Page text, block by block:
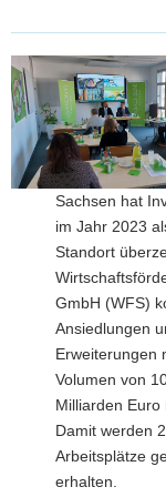
Sachsen hat
im Jahr 2023
Standort
GmbH (WFS)
Ansiedlungen
Erweiterungen
Volumen von
Milliarden Euro
Damit werden
Arbeitsplätze
erhalten.